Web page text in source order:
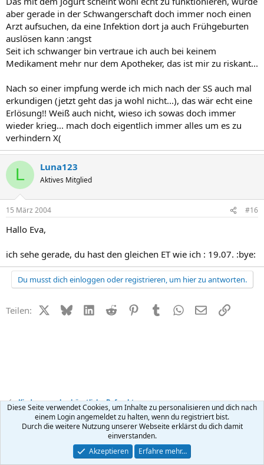
aber gerade in der Schwangerschaft doch immer noch einen
Arzt aufsuchen, da eine Infektion dort ja auch Frühgeburten
auslösen kann :angst
Seit ich schwanger bin vertraue ich auch bei keinem
Medikament mehr nur dem Apotheker, das ist mir zu riskant...
Nach so einer impfung werde ich mich nach der SS auch mal
erkundigen (jetzt geht das ja wohl nicht...), das wär echt eine
Erlösung!! Weiß auch nicht, wieso ich sowas doch immer
wieder krieg... mach doch eigentlich immer alles um es zu
verhindern X(
L Luna123
Aktives Mitglied
15 März 2004 #16
Hallo Eva,
ich sehe gerade, du hast den gleichen ET wie ich : 19.07. :bye:
Du musst dich einloggen oder registrieren, um hier zu antworten.
Teilen: X (Twitter)
BlueskyLinkedIn
Reddit PinterestTumblr WhatsApp
E-MailLink
Kinderwunsch + künstliche Befruchtung
Kontakt Nutzungsbedingungen Datenschutz Hilfe
R
Community platform by XenForo ® © 2010-2026 XenForo Ltd.
Diese Seite verwendet Cookies, um Inhalte zu personalisieren und dich nach
einem Login angemeldet zu halten, wenn du registriert bist.
Durch die weitere Nutzung unserer Webseite erklärst du dich damit
einverstanden.
Akzeptieren
Erfahre mehr…